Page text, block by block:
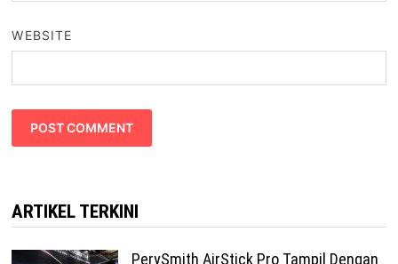
WEBSITE
ARTIKEL TERKINI
PerySmith AirStick Pro Tampil Dengan